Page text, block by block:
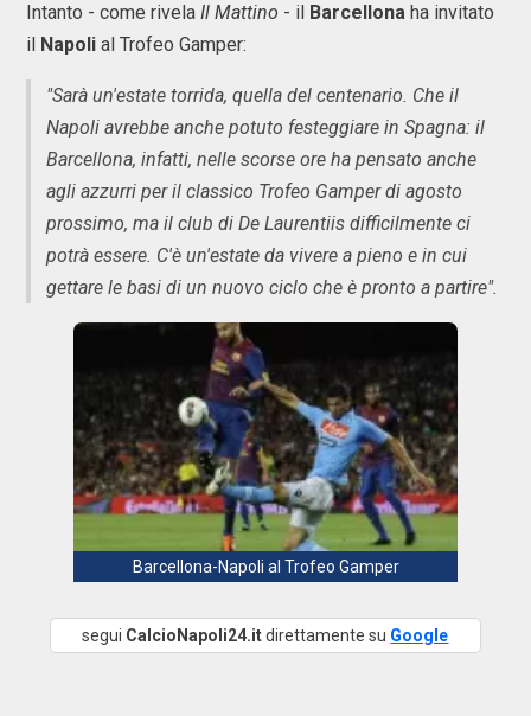
Intanto - come rivela Il Mattino - il Barcellona ha invitato
il Napoli al Trofeo Gamper:
"Sarà un'estate torrida, quella del centenario. Che il
Napoli avrebbe anche potuto festeggiare in Spagna: il
Barcellona, infatti, nelle scorse ore ha pensato anche
agli azzurri per il classico Trofeo Gamper di agosto
prossimo, ma il club di De Laurentiis difficilmente ci
potrà essere. C'è un'estate da vivere a pieno e in cui
gettare le basi di un nuovo ciclo che è pronto a partire".
Barcellona-Napoli al Trofeo Gamper
segui CalcioNapoli24.itdirettamente su Google